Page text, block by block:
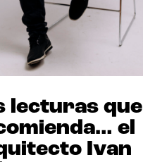
lecturas que
el
Ivan